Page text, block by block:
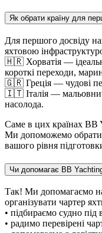
Як обрати країну для
Для першого досвіду
яхтовою
🇭🇷 Хорватія —
короткі переходи,
🇬🇷 Греція — чудові
🇮🇹 Італія —
насолода.
Саме в цих країнах BB
Ми допоможемо обрати
вашого рівня
Чи допомагає BB
Так! Ми допомагаємо
організувати чартер
• підбираємо судно
• радимо перевірені